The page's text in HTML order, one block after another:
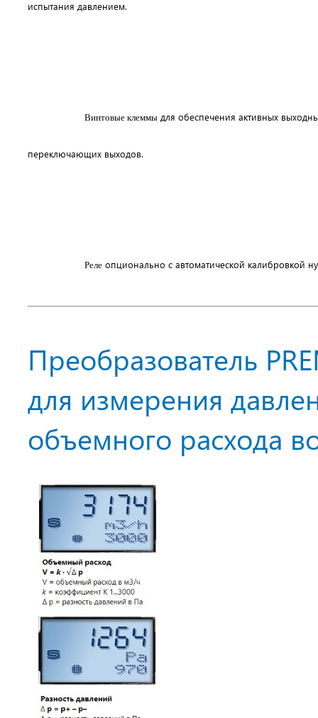
испытания давлением.
Винтовые клеммы для обеспечения активных
переключающих выходов.
Реле опционально с автоматической калибровкой
Преобразователь
для измерения
объемного расхода